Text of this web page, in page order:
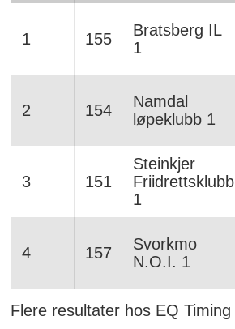
1 155
Bratsberg IL
1
2 154
Namdal
løpeklubb 1
3 151
Steinkjer
Friidrettsklubb
1
4 157
Svorkmo
N.O.I. 1
Flere resultater hos EQ Timing